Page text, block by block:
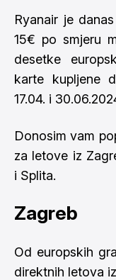
Ryanair je
15€ po smjeru
desetke
karte kupljene
17.04. i
Donosim vam
za letove iz
i Splita.
Zagreb
Od europskih
direktnih letova